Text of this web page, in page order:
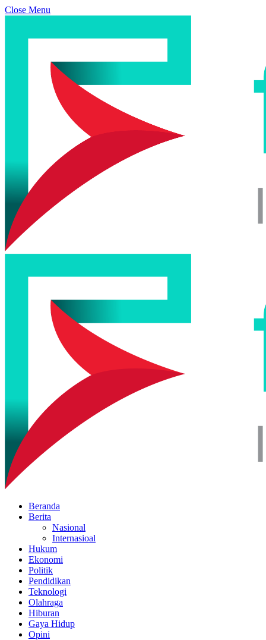
Close Menu
Beranda
Berita
Nasional
Internasioal
Hukum
Ekonomi
Politik
Pendidikan
Teknologi
Olahraga
Hiburan
Gaya Hidup
Opini